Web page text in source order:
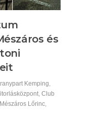
és
Kemping,
, Club
Mészáros Lőrinc,